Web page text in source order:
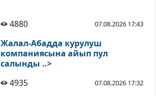
4880 07.08.2026 17:43
Жалал-Абадда курулуш
компаниясына айып пул
салынды ..>
4935
07.08.2026 17:32